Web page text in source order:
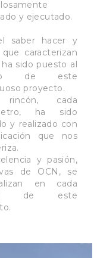
y ejecutado.
saber hacer y
que caracterizan
ha sido puesto al
de este
proyecto.
rincón, cada
ha sido
y realizado con
que nos
y pasión,
de OCN, se
en cada
de este